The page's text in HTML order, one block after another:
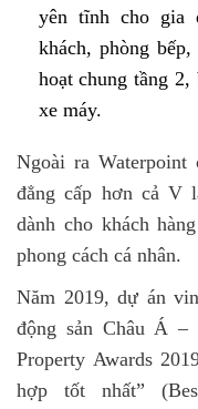
yên tĩnh cho gia
khách, phòng
hoạt chung tầng
xe máy.
Ngoài ra Waterpoint
đẳng cấp hơn cả V
dành cho khách
phong cách cá nhân.
Năm 2019, dự án
động sản Châu Á
Property Awards
hợp tốt nhất”